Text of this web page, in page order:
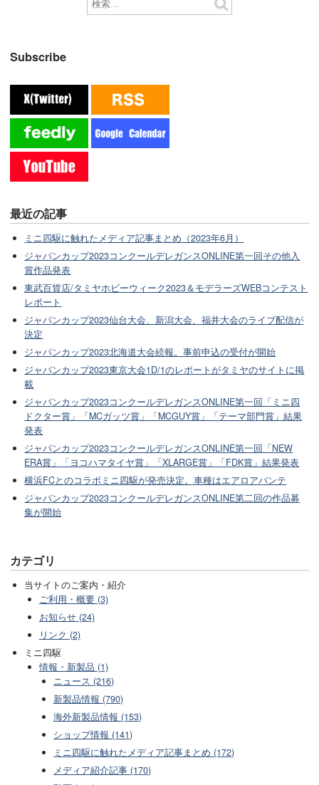
Subscribe
最近の記事
ミニ四駆に触れたメディア記事まとめ（2023年6月）
ジャパンカップ2023コンクールデレガンスONLINE第一回その他入
賞作品発表
東武百貨店/タミヤホビーウィーク2023＆モデラーズWEBコンテスト
レポート
ジャパンカップ2023仙台大会、新潟大会、福井大会のライブ配信が
決定
ジャパンカップ2023北海道大会続報。事前申込の受付が開始
ジャパンカップ2023東京大会1D/1のレポートがタミヤのサイトに掲
載
ジャパンカップ2023コンクールデレガンスONLINE第一回「ミニ四
ドクター賞」「MCガッツ賞」「MCGUY賞」「テーマ部門賞」結果
発表
ジャパンカップ2023コンクールデレガンスONLINE第一回「NEW
ERA賞」「ヨコハマタイヤ賞」「XLARGE賞」「FDK賞」結果発表
横浜FCとのコラボミニ四駆が発売決定。車種はエアロアバンテ
ジャパンカップ2023コンクールデレガンスONLINE第二回の作品募
集が開始
カテゴリ
当サイトのご案内・紹介
ご利用・概要 (3)
お知らせ (24)
リンク (2)
ミニ四駆
情報・新製品 (1)
ニュース (216)
新製品情報 (790)
海外新製品情報 (153)
ショップ情報 (141)
ミニ四駆に触れたメディア記事まとめ (172)
メディア紹介記事 (170)